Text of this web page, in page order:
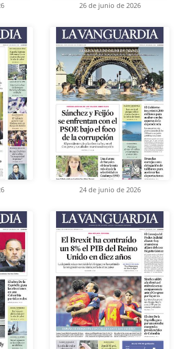
26 de junio de 2026
24 de junio de 2026